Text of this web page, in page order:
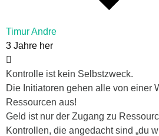
Timur Andre
3 Jahre her
Kontrolle ist kein Selbstzweck.
Die Initiatoren gehen alle von einer
Ressourcen aus!
Geld ist nur der Zugang zu
Kontrollen, die angedacht sind „du